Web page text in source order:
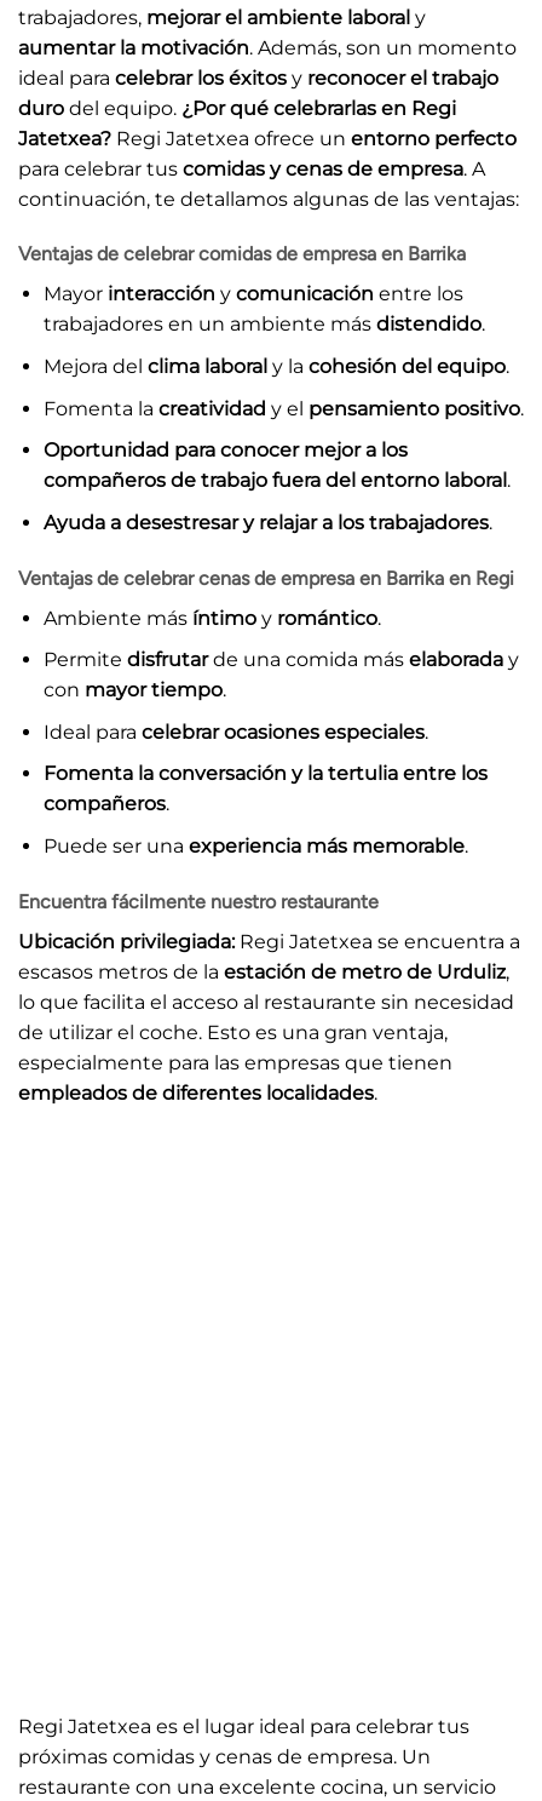
trabajadores, mejorar el ambiente laboral y
aumentar la motivación. Además, son un momento
ideal para celebrar los éxitos y reconocer el trabajo
duro del equipo. ¿Por qué celebrarlas en Regi
Jatetxea? Regi Jatetxea ofrece un entorno perfecto
para celebrar tus comidas y cenas de empresa. A
continuación, te detallamos algunas de las ventajas:
Ventajas de celebrar comidas de empresa en Barrika
Mayor interacción y comunicación entre los
trabajadores en un ambiente más distendido.
Mejora del clima laboraly la cohesión del equipo.
Fomenta la creatividad y el pensamiento positivo.
Oportunidad para conocer mejor a los
compañeros de trabajo fuera del entorno laboral .
Ayuda a desestresar y relajar a los trabajadores.
Ventajas de celebrar cenas de empresa en Barrika en Regi
Ambiente más íntimoy romántico.
Permite disfrutarde una comida más elaboraday
con mayor tiempo.
Ideal para celebrar ocasiones especiales.
Fomenta la conversación y la tertulia entre los
compañeros.
Puede ser una experiencia más memorable.
Encuentra fácilmente nuestro restaurante
Ubicación privilegiada: Regi Jatetxea se encuentra a
escasos metros de la estación de metro de Urduliz,
lo que facilita el acceso al restaurante sin necesidad
de utilizar el coche. Esto es una gran ventaja,
especialmente para las empresas que tienen
empleados de diferentes localidades.
Regi Jatetxea es el lugar ideal para celebrar tus
próximas comidas y cenas de empresa. Un
restaurante con una excelente cocina, un servicio